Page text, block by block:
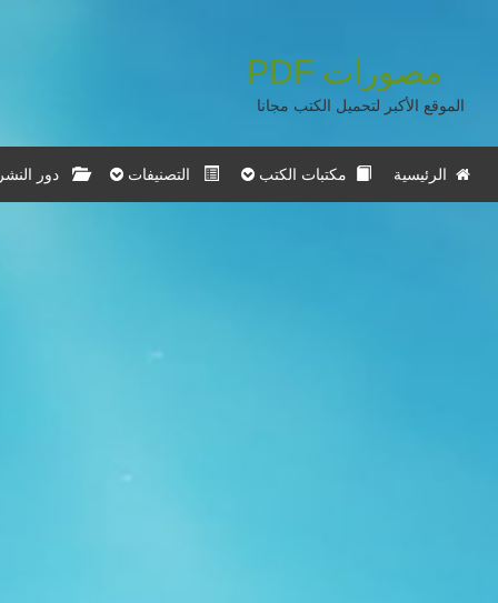
مصورات PDF
الموقع الأكبر لتحميل الكتب مجانا
الرئيسية مكتبات الكتب التصنيفات دور النشر